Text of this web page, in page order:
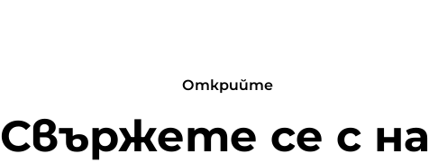
Открийте
Свържете се с